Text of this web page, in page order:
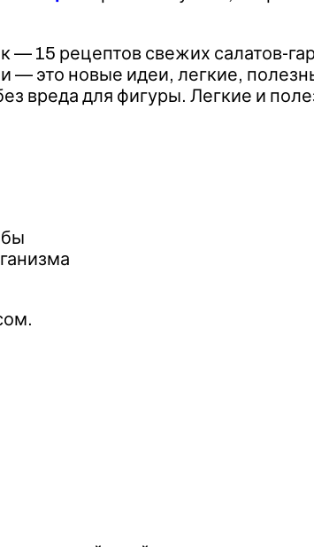
— 15 рецептов свежих салатов-
это новые идеи, легкие,
вреда для фигуры. Легкие и